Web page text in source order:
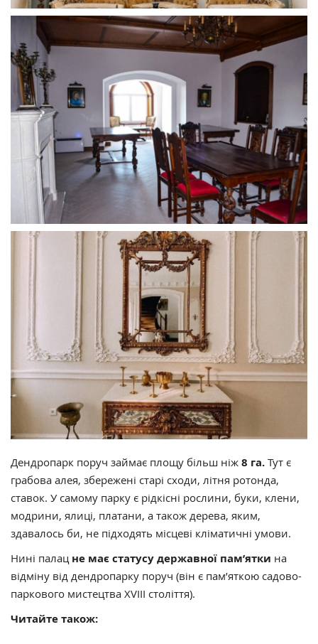
Дендропарк поруч займає площу більш ніж 8 га. Тут є
грабова алея, збережені старі сходи, літня ротонда,
ставок. У самому парку є рідкісні рослини, буки, клени,
модрини, ялиці, платани, а також дерева, яким,
здавалось би, не підходять місцеві кліматичні умови.
Нині палац не має статусу державної пам’ятки на
відміну від дендропарку поруч (він є пам’яткою садово-
паркового мистецтва XVIII століття).
Читайте також: